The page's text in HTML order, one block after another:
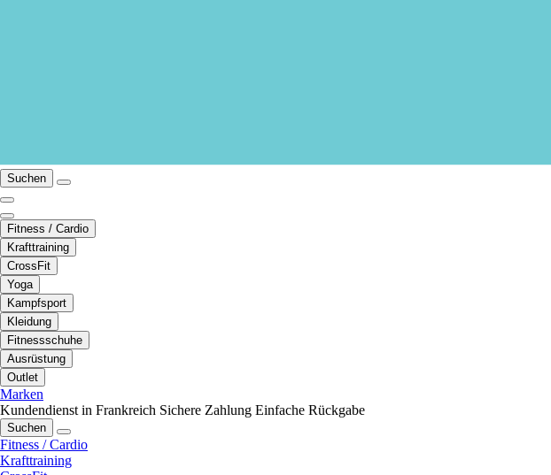
Suchen
Fitness / Cardio
Krafttraining
CrossFit
Yoga
Kampfsport
Kleidung
Fitnessschuhe
Ausrüstung
Outlet
Marken
Kundendienst in Frankreich Sichere Zahlung Einfache Rückgabe
Suchen
Fitness / Cardio
Krafttraining